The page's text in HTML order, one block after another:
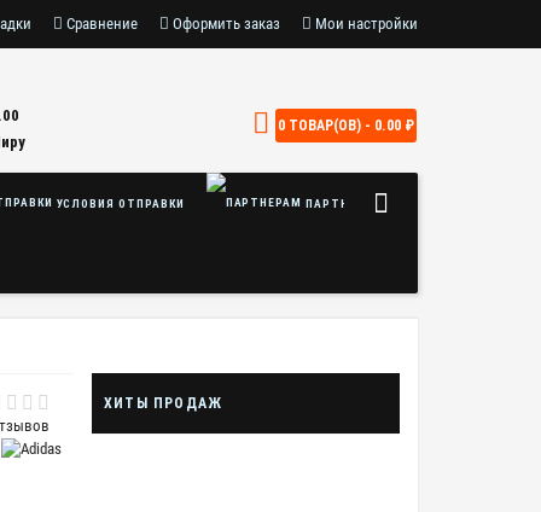
Сравнение Оформить заказ Мои настройки
0 ТОВАР(ОВ) - 0.00 ₽
УСЛОВИЯ ОТПРАВКИ ПАРТНЕРАМ
ХИТЫ ПРОДАЖ